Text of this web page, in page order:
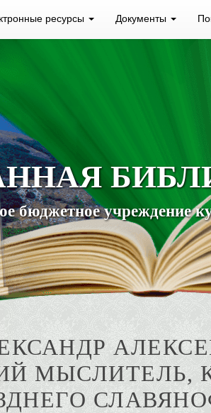
ресурсы Документы
бюджетное учреждение
МЫСЛИТЕЛЬ,